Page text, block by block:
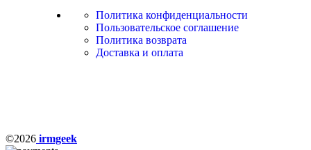
Политика конфиденциальности
Пользовательское соглашение
Политика возврата
Доставка и оплата
©2026 irmgeek